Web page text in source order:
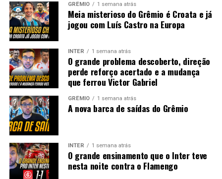
GRÊMIO 1 semana atrás
Meia misterioso do Grêmio é Croata e já
jogou com Luís Castro na Europa
INTER 1 semana atrás
O grande problema descoberto, direção
perde reforço acertado e a mudança
que ferrou Victor Gabriel
GRÊMIO 1 semana atrás
A nova barca de saídas do Grêmio
INTER 1 semana atrás
O grande ensinamento que o Inter teve
nesta noite contra o Flamengo